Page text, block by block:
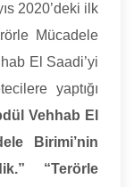
2020’deki ilk
Mücadele
El Saadi’yi
yaptığı
Vehhab El
Birimi’nin
“Terörle